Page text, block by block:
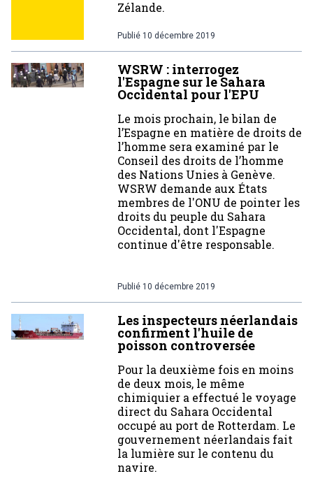
Zélande.
Publié 10 décembre 2019
WSRW : interrogez
l'Espagne sur le Sahara
Occidental pour l'EPU
Le mois prochain, le bilan de
l’Espagne en matière de droits de
l’homme sera examiné par le
Conseil des droits de l’homme
des Nations Unies à Genève.
WSRW demande aux États
membres de l'ONU de pointer les
droits du peuple du Sahara
Occidental, dont l'Espagne
continue d'être responsable.
Publié 10 décembre 2019
Les inspecteurs néerlandais
confirment l'huile de
poisson controversée
Pour la deuxième fois en moins
de deux mois, le même
chimiquier a effectué le voyage
direct du Sahara Occidental
occupé au port de Rotterdam. Le
gouvernement néerlandais fait
la lumière sur le contenu du
navire.